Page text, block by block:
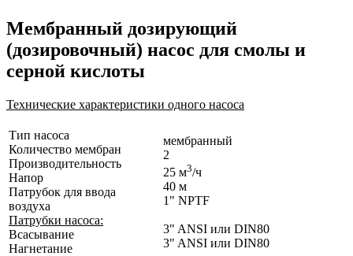
Мембранный дозирующий
(дозировочный) насос для смолы и
серной кислоты
Технические характеристики одного насоса
Тип насоса
Количество мембран
Производительность
Напор
Патрубок для ввода
воздуха
Патрубки насоса:
Всасывание
Нагнетание
мембранный
2
25 м3/ч
40 м
1" NPTF
3" ANSI или DIN80
3" ANSI или DIN80